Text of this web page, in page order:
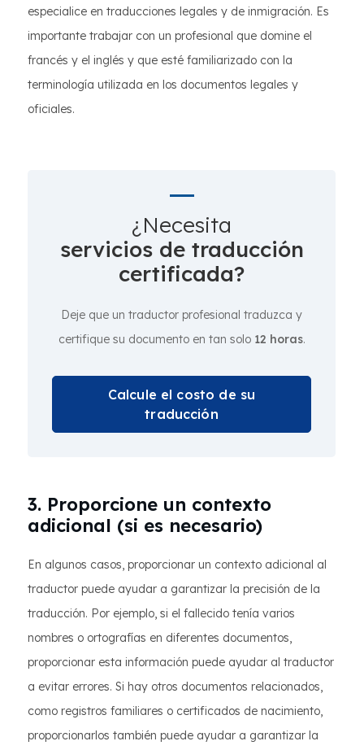
especialice en traducciones legales y de inmigración. Es
importante trabajar con un profesional que domine el
francés y el inglés y que esté familiarizado con la
terminología utilizada en los documentos legales y
oficiales.
¿Necesita
servicios de traducción
certificada?
Deje que un traductor profesional traduzca y
certifique su documento en tan solo 12 horas.
Calcule el costo de su
traducción
3. Proporcione un contexto
adicional (si es necesario)
En algunos casos, proporcionar un contexto adicional al
traductor puede ayudar a garantizar la precisión de la
traducción. Por ejemplo, si el fallecido tenía varios
nombres o ortografías en diferentes documentos,
proporcionar esta información puede ayudar al traductor
a evitar errores. Si hay otros documentos relacionados,
como registros familiares o certificados de nacimiento,
proporcionarlos también puede ayudar a garantizar la